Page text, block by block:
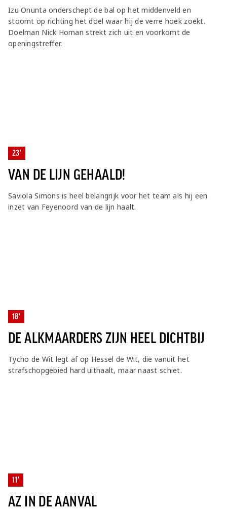
Izu Onunta onderschept de bal op het middenveld en
stoomt op richting het doel waar hij de verre hoek zoekt.
Doelman Nick Homan strekt zich uit en voorkomt de
openingstreffer.
23'
VAN DE LIJN GEHAALD!
Saviola Simons is heel belangrijk voor het team als hij een
inzet van Feyenoord van de lijn haalt.
18'
DE ALKMAARDERS ZIJN HEEL DICHTBIJ
Tycho de Wit legt af op Hessel de Wit, die vanuit het
strafschopgebied hard uithaalt, maar naast schiet.
11'
AZ IN DE AANVAL